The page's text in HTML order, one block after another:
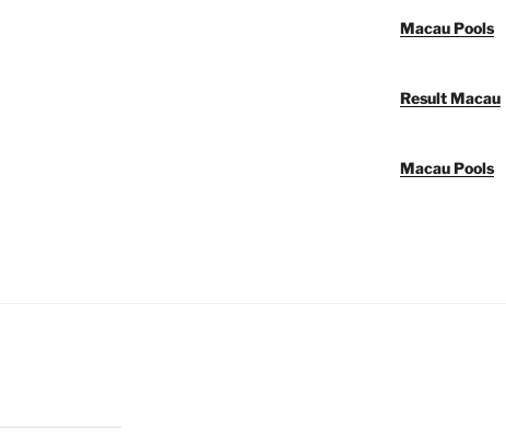
Macau Pools
Result Macau
Macau Pools